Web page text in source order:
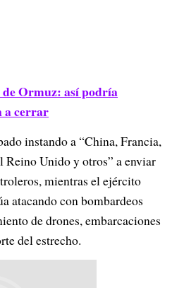
Ormuz: así podría
a cerrar
instando a “China, Francia,
Reino Unido y otros” a enviar
mientras el ejército
atacando con bombardeos
de drones, embarcaciones
del estrecho.